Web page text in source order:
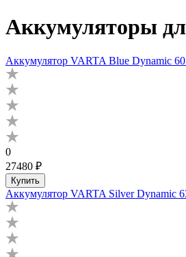
Аккумуляторы
Аккумулятор VARTA Blue Dynamic
0
27480 ₽
Купить
Аккумулятор VARTA Silver Dynamic